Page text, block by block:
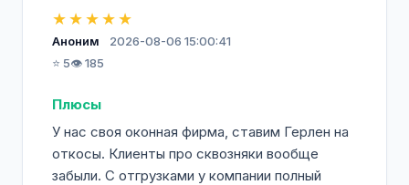
★★★★★
Аноним
2026-08-06 15:00:41
⭐ 5👁️ 185
Плюсы
У нас своя оконная фирма, ставим Герлен на
откосы. Клиенты про сквозняки вообще
забыли. С отгрузками у компании полный